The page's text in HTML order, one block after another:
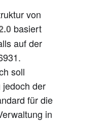
Rückblick
2018
von
basiert
auf der
soll
jedoch der
für die
in